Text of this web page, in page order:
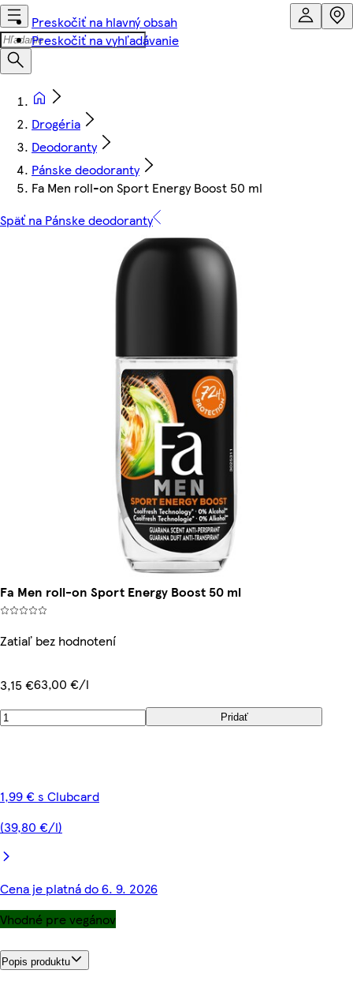
Preskočiť na hlavný obsah
Preskočiť na vyhľadávanie
Drogéria
Deodoranty
Pánske deodoranty
Fa Men roll-on Sport Energy Boost 50 ml
Späť na Pánske deodoranty
Fa Men roll-on Sport Energy Boost 50 ml
Zatiaľ bez hodnotení
3,15 €63,00 €/l
Pridať
1,99 € s Clubcard
(39,80 €/l)
Cena je platná do 6. 9. 2026
Vhodné pre vegánov
Popis produktu